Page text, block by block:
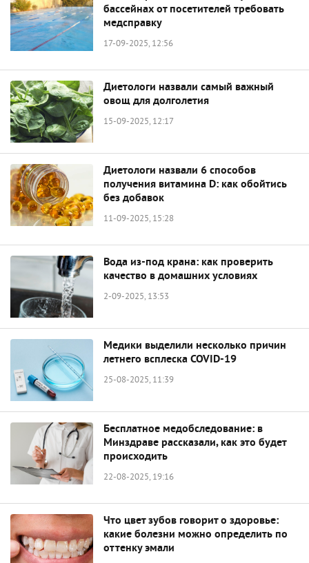
бассейнах от посетителей требовать
медсправку
17-09-2025, 12:56
Диетологи назвали самый важный
овощ для долголетия
15-09-2025, 12:17
Диетологи назвали 6 способов
получения витамина D: как обойтись
без добавок
11-09-2025, 15:28
Вода из-под крана: как проверить
качество в домашних условиях
2-09-2025, 13:53
Медики выделили несколько причин
летнего всплеска COVID-19
25-08-2025, 11:39
Бесплатное медобследование: в
Минздраве рассказали, как это будет
происходить
22-08-2025, 19:16
Что цвет зубов говорит о здоровье:
какие болезни можно определить по
оттенку эмали